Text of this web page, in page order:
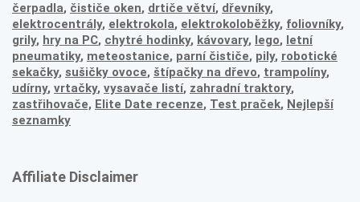
čerpadla, čističe oken, drtiče větví, dřevníky,
elektrocentrály, elektrokola, elektrokoloběžky, foliovníky,
grily, hry na PC, chytré hodinky, kávovary, lego, letní
pneumatiky, meteostanice, parní čističe, pily, robotické
sekačky, sušičky ovoce, štípačky na dřevo, trampolíny,
udírny, vrtačky, vysavače listí, zahradní traktory,
zastřihovače, Elite Date recenze, Test praček, Nejlepší
seznamky
Affiliate Disclaimer